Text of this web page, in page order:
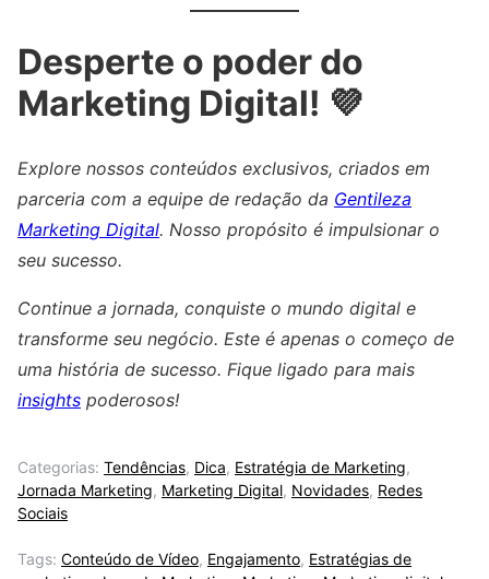
Desperte o poder do
Marketing Digital! 💜
Explore nossos conteúdos exclusivos, criados em
parceria com a equipe de redação da Gentileza
Marketing Digital. Nosso propósito é impulsionar o
seu sucesso.
Continue a jornada, conquiste o mundo digital e
transforme seu negócio. Este é apenas o começo de
uma história de sucesso. Fique ligado para mais
insights poderosos!
Categorias: Tendências, Dica, Estratégia de Marketing,
Jornada Marketing, Marketing Digital, Novidades, Redes
Sociais
Tags: Conteúdo de Vídeo, Engajamento, Estratégias de